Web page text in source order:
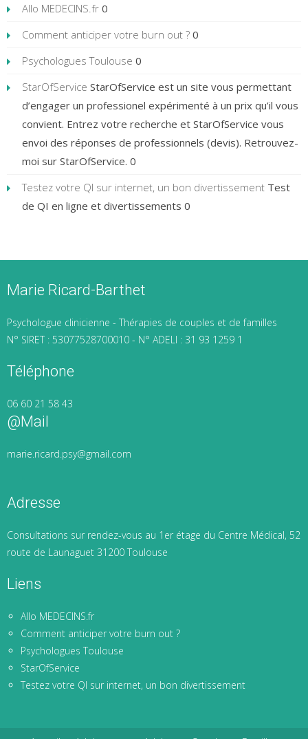
Allo MEDECINS.fr 0
Comment anticiper votre burn out ? 0
Psychologues Toulouse 0
StarOfService StarOfService est un site vous permettant
d’engager un professionel expérimenté à un prix qu’il vous
convient. Entrez votre recherche et StarOfService vous
envoi des réponses de professionnels (devis). Retrouvez-
moi sur StarOfService. 0
Testez votre QI sur internet, un bon divertissement Test
de QI en ligne et divertissements 0
Marie Ricard-Barthet
Psychologue clinicienne - Thérapies de couples et de familles
N° SIRET : 53077528700010 - N° ADELI : 31 93 1259 1
Téléphone
06 60 21 58 43
@mail
marie.ricard.psy@gmail.com
Adresse
Consultations sur rendez-vous au 1er étage du Centre Médical, 52
route de Launaguet 31200 Toulouse
Liens
Allo MEDECINS.fr
Comment anticiper votre burn out ?
Psychologues Toulouse
StarOfService
Testez votre QI sur internet, un bon divertissement